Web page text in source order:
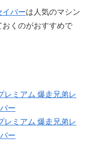
イバーは人気のマシン
くのがおすすめで
レミアム 爆走兄弟レ
ー
レミアム 爆走兄弟レ
ー